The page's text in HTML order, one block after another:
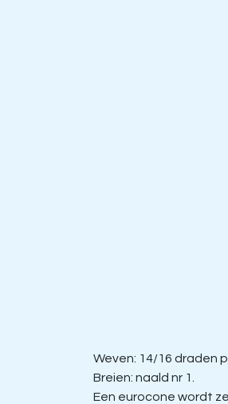
Weven: 14/16 draden
Breien: naald nr 1.
Een eurocone wordt